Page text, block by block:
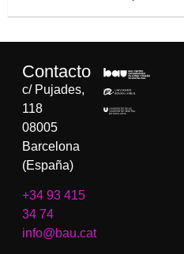
Contacto
c/ Pujades,
118
08005
Barcelona
(España)
+34 93 415
34 74
info@bau.cat